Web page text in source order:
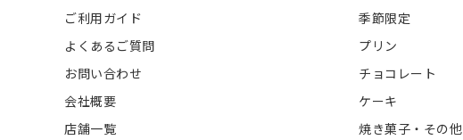
ご利用ガイド
よくあるご質問
お問い合わせ
会社概要
店舗一覧
季節限定
プリン
チョコレート
ケーキ
焼き菓子・その他